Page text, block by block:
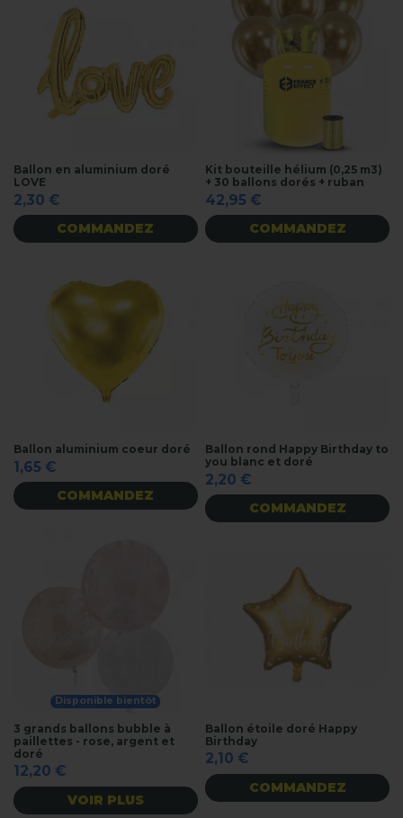
Ballon en aluminium doré
LOVE
2,30 €
COMMANDEZ
Kit bouteille hélium (0,25 m3)
+ 30 ballons dorés + ruban
42,95 €
COMMANDEZ
Ballon aluminium coeur doré
1,65 €
COMMANDEZ
Ballon rond Happy Birthday to
you blanc et doré
2,20 €
COMMANDEZ
Disponible bientôt
3 grands ballons bubble à
paillettes - rose, argent et
doré
12,20 €
VOIR PLUS
Ballon étoile doré Happy
Birthday
2,10 €
COMMANDEZ